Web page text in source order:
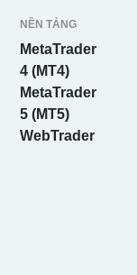
NỀN TẢNG
MetaTrader
4 (MT4)
MetaTrader
5 (MT5)
WebTrader